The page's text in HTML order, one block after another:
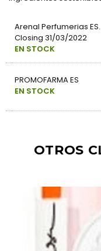
Arenal Perfumerias
Closing 31/03/2022
EN STOCK
PROMOFARMA ES
EN STOCK
OTROS